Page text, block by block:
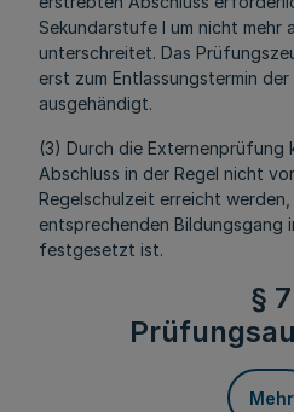
Sekundarstufe I um nicht mehr
unterschreitet. Das
erst zum Entlassungstermin
ausgehändigt.
(3) Durch die Externenprüfung
Abschluss in der Regel nicht
Regelschulzeit erreicht
entsprechenden Bildungsgang
festgesetzt ist.
§ 7
Mehr